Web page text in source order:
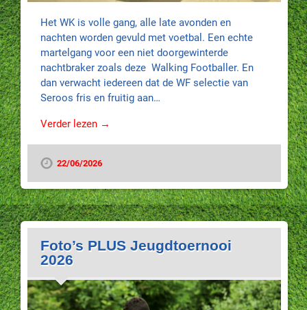
Het WK is volle gang, alle late avonden en
nachten worden gevuld met voetbal. Een echte
martelgang voor een niet doorgewinterde
nachtbraker zoals deze Walking Footballer. En
dan verwacht iedereen dat de WF selectie van
Seroos fris en fruitig aan…
Verder lezen →
22/06/2026
Foto’s PLUS Jeugdtoernooi
2026